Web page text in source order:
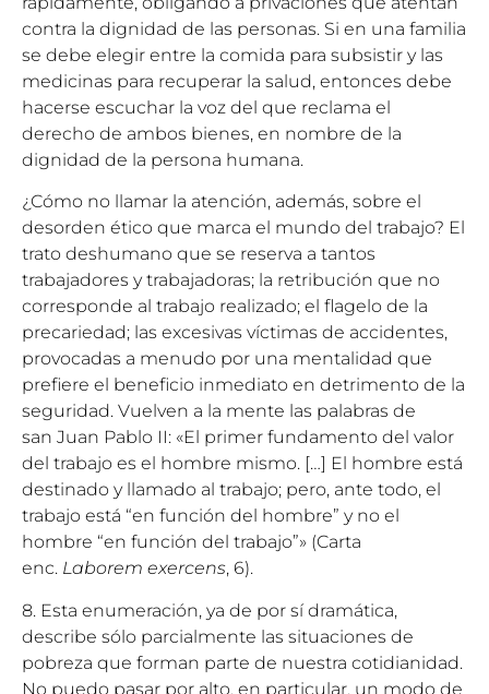
contra la dignidad de las personas. Si en una familia
se debe elegir entre la comida para subsistir y las
medicinas para recuperar la salud, entonces debe
hacerse escuchar la voz del que reclama el
derecho de ambos bienes, en nombre de la
dignidad de la persona humana.
¿Cómo no llamar la atención, además, sobre el
desorden ético que marca el mundo del trabajo? El
trato deshumano que se reserva a tantos
trabajadores y trabajadoras; la retribución que no
corresponde al trabajo realizado; el flagelo de la
precariedad; las excesivas víctimas de accidentes,
provocadas a menudo por una mentalidad que
prefiere el beneficio inmediato en detrimento de la
seguridad. Vuelven a la mente las palabras de
san Juan Pablo II: «El primer fundamento del valor
del trabajo es el hombre mismo. […] El hombre está
destinado y llamado al trabajo; pero, ante todo, el
trabajo está “en función del hombre” y no el
hombre “en función del trabajo”» (Carta
enc. Laborem exercens, 6).
8. Esta enumeración, ya de por sí dramática,
describe sólo parcialmente las situaciones de
pobreza que forman parte de nuestra cotidianidad.
No puedo pasar por alto, en particular, un modo de